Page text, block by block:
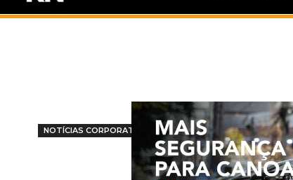
NOTÍCIAS CORPORATIVAS
Holafly faz